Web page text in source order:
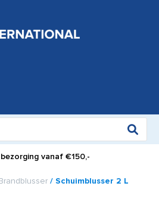
vanaf €150,-
/ Schuimblusser 2 L